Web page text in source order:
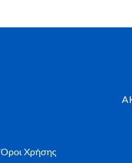
Όροι Χρήσης